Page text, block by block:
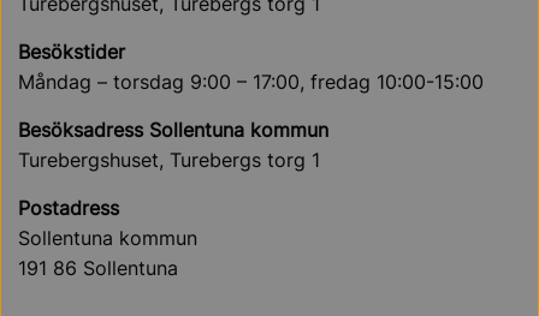
Besökstider
Måndag – torsdag 9:00 – 17:00, fredag 10:00-15:00
Besöksadress Sollentuna kommun
Turebergshuset, Turebergs torg 1
Postadress
Sollentuna kommun
191 86 Sollentuna